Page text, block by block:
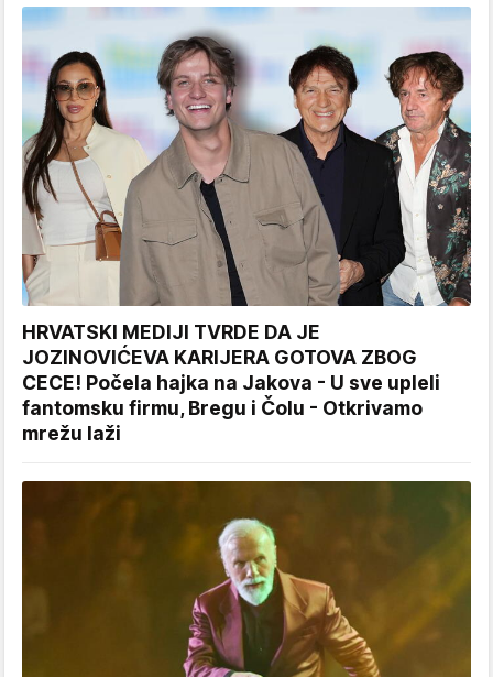
HRVATSKI MEDIJI TVRDE DA JE
JOZINOVIĆEVA KARIJERA GOTOVA ZBOG
CECE! Počela hajka na Jakova - U sve upleli
fantomsku firmu, Bregu i Čolu - Otkrivamo
mrežu laži